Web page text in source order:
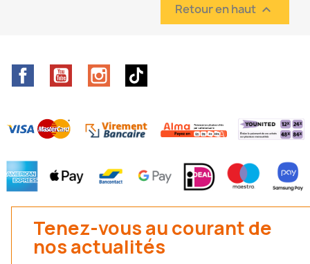
Retour en haut 
FacebookYouTube Instagram
Tenez-vous au courant de
nos actualités